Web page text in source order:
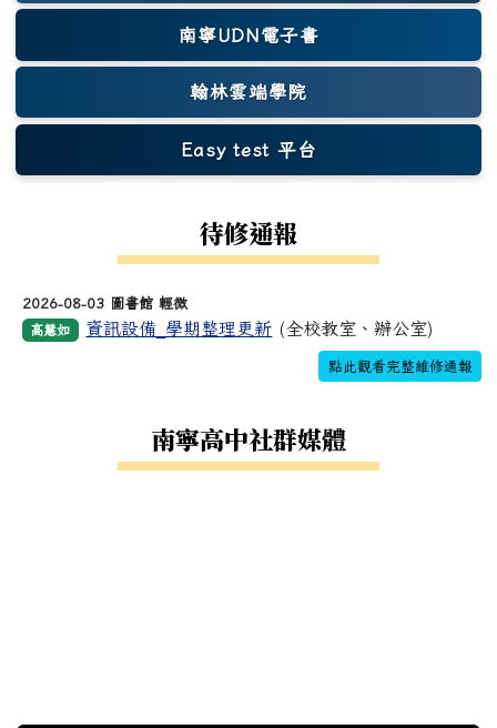
南寧UDN電子書
翰林雲端學院
Easy test 平台
(另開新視窗)
待修通報
2026-08-03 圖書館 輕微
高慧如 資訊設備_學期整理更新 (全校教室、辦公室)
點此觀看完整維修通報
南寧高中社群媒體